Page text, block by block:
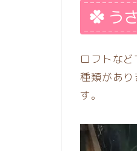
う
ロフトな
種類があ
す。